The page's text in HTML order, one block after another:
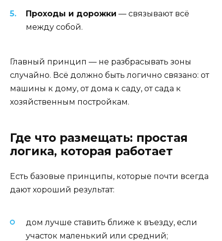
Проходы и дорожки — связывают всё
между собой.
Главный принцип — не разбрасывать зоны
случайно. Всё должно быть логично связано: от
машины к дому, от дома к саду, от сада к
хозяйственным постройкам.
Где что размещать: простая
логика, которая работает
Есть базовые принципы, которые почти всегда
дают хороший результат:
дом лучше ставить ближе к въезду, если
участок маленький или средний;